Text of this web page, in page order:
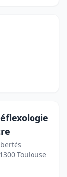
Toulouse